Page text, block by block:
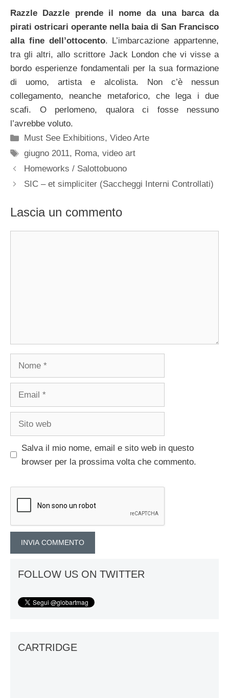
Razzle Dazzle prende il nome da una barca da
pirati ostricari operante nella baia di San Francisco
alla fine dell’ottocento. L’imbarcazione appartenne,
tra gli altri, allo scrittore Jack London che vi visse a
bordo esperienze fondamentali per la sua formazione
di uomo, artista e alcolista. Non c’è nessun
collegamento, neanche metaforico, che lega i due
scafi. O perlomeno, qualora ci fosse nessuno
l’avrebbe voluto.
Categorie
Must See Exhibitions,Video Arte
Tag
giugno 2011, Roma,video art
Homeworks / Salottobuono
SIC – et simpliciter (Saccheggi Interni Controllati)
Lascia un commento
Nome
Email
Sito
Salva il mio nome, email e sito web in questo
browser per la prossima volta che commento.
FOLLOW US ON TWITTER
CARTRIDGE